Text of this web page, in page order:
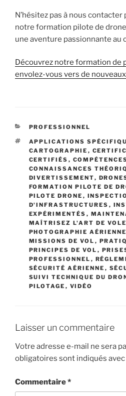
N’hésitez pas à nous
notre formation pilote de
une aventure passionnante au
Découvrez notre formation de
envolez-vous vers de
CATÉGORIES
PROFESSIONNEL
ÉTIQUETTES
APPLICATIONS
CARTOGRAPHIE ,
CERTIFIÉS ,
CONNAISSANCES
DIVERTISSEMENT,
FORMATION PILOTE DE
PILOTE DRONE ,
D'INFRASTRUCTURES ,
EXPÉRIMENTÉS ,
MAÎTRISEZ L'ART DE
PHOTOGRAPHIE AÉRIENNE
MISSIONS DE VOL ,
PRINCIPES DE VOL ,
PROFESSIONNEL ,
SÉCURITÉ AÉRIENNE ,
SUIVI TECHNIQUE DU
PILOTAGE , VIDÉO
Laisser un commentaire
Votre adresse e-mail ne sera
obligatoires sont indiqués avec
Commentaire*